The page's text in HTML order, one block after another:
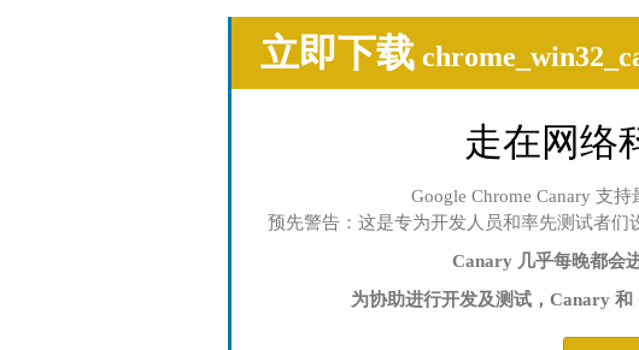
立即下载
走在网络
Google Chrome Canary 支持
预先警告：这是专为开发人员和率先测试者们
Canary 几乎每晚都会
为协助进行开发及测试，Canary 和